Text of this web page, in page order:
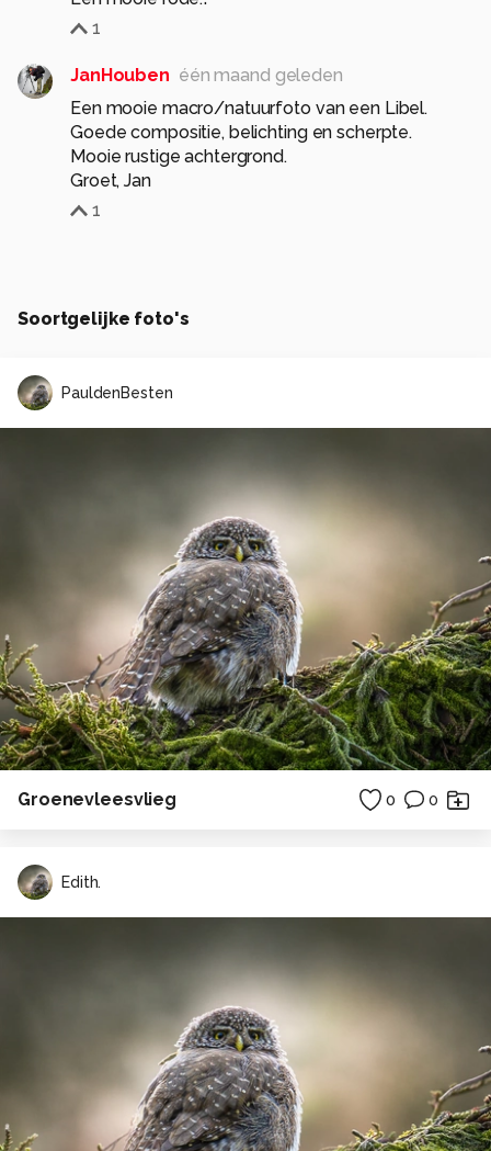
1
JanHouben één maand geleden
Een mooie macro/natuurfoto van een Libel.
Goede compositie, belichting en scherpte.
Mooie rustige achtergrond.
Groet, Jan
1
Soortgelijke foto's
PauldenBesten
Groenevleesvlieg 0 0
Edith.